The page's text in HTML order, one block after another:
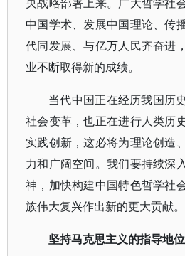
中国学术、发展中国理论、传
代同发展、与亿万人民齐奋进
业不断取得新的成绩。
当代中国正在经历我国历
社会变革，也正在进行人类历
实践创新，这必将为理论创造
力和广阔空间。我们要持续深
神，加快构建中国特色哲学社
族伟大复兴作出新的更大贡献。
坚持马克思主义的指导地位